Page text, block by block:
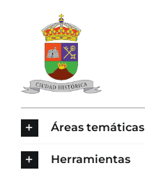
contenido
Áreas temáticas
Herramientas